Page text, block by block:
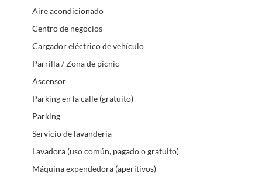
Aire acondicionado
Centro de negocios
Cargador eléctrico de vehículo
Parrilla / Zona de pícnic
Ascensor
Parking en la calle (gratuito)
Parking
Servicio de lavandería
Lavadora (uso común, pagado o gratuito)
Máquina expendedora (aperitivos)